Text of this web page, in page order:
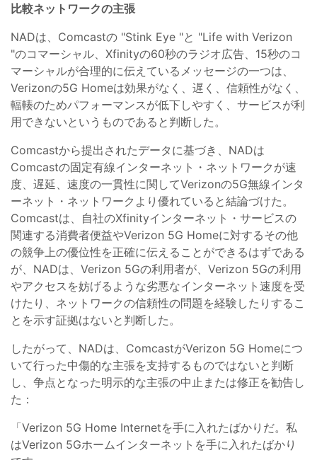
比較ネットワークの主張
NADは、Comcastの "Stink Eye "と "Life with Verizon
"のコマーシャル、Xfinityの60秒のラジオ広告、15秒のコ
マーシャルが合理的に伝えているメッセージの一つは、
Verizonの5G Homeは効果がなく、遅く、信頼性がなく、
輻輳のためパフォーマンスが低下しやすく、サービスが利
用できないというものであると判断した。
Comcastから提出されたデータに基づき、NADは
Comcastの固定有線インターネット・ネットワークが速
度、遅延、速度の一貫性に関してVerizonの5G無線インタ
ーネット・ネットワークより優れていると結論づけた。
Comcastは、自社のXfinityインターネット・サービスの
関連する消費者便益やVerizon 5G Homeに対するその他
の競争上の優位性を正確に伝えることができるはずである
が、NADは、Verizon 5Gの利用者が、Verizon 5Gの利用
やアクセスを妨げるような劣悪なインターネット速度を受
けたり、ネットワークの信頼性の問題を経験したりするこ
とを示す証拠はないと判断した。
したがって、NADは、ComcastがVerizon 5G Homeにつ
いて行った中傷的な主張を支持するものではないと判断
し、争点となった明示的な主張の中止または修正を勧告し
た：
「Verizon 5G Home Internetを手に入れたばかりだ。私
はVerizon 5Gホームインターネットを手に入れたばかり